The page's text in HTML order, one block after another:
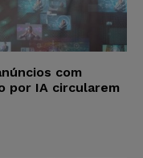
com
por IA circularem